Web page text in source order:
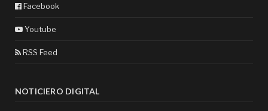
Facebook
Youtube
RSS Feed
NOTICIERO DIGITAL